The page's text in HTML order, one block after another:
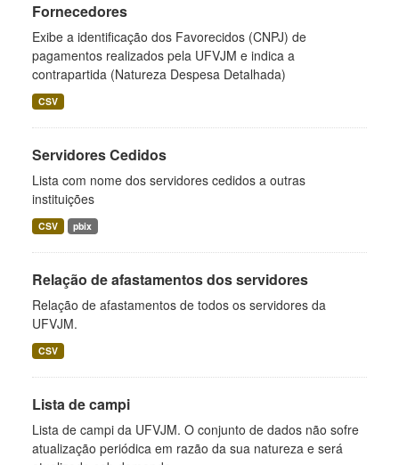
Fornecedores
Exibe a identificação dos Favorecidos (CNPJ) de
pagamentos realizados pela UFVJM e indica a
contrapartida (Natureza Despesa Detalhada)
CSV
Servidores Cedidos
Lista com nome dos servidores cedidos a outras
instituições
CSV pbix
Relação de afastamentos dos servidores
Relação de afastamentos de todos os servidores da
UFVJM.
CSV
Lista de campi
Lista de campi da UFVJM. O conjunto de dados não sofre
atualização periódica em razão da sua natureza e será